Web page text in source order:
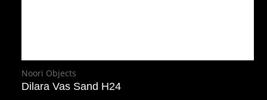
Noori Objects
Dilara Vas Sand H24